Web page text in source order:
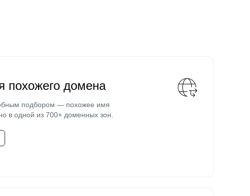
похожего домена
подбором — похожее имя
в одной из 700+ доменных зон.